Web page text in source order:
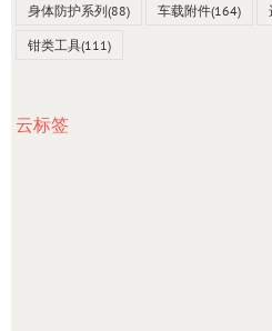
身体防护系列(88) 车载附件(164)
钳类工具(111)
云标签